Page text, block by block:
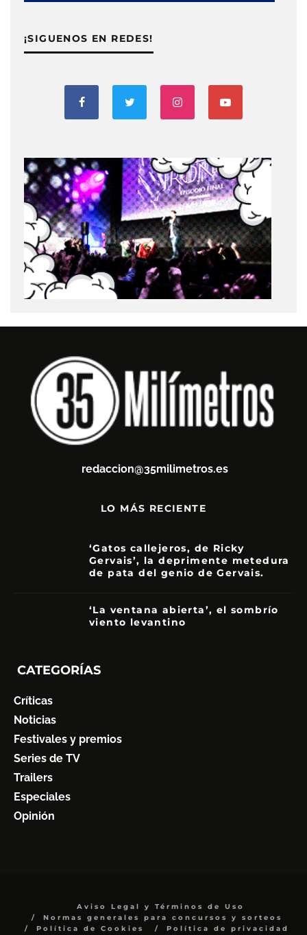
¡SIGUENOS EN REDES!
redaccion@35milimetros.es
LO MÁS RECIENTE
‘Gatos callejeros, de Ricky
Gervais’, la deprimente metedura
de pata del genio de Gervais.
‘La ventana abierta’, el sombrío
viento levantino
CATEGORÍAS
Críticas
Noticias
Festivales y premios
Series de TV
Trailers
Especiales
Opinión
Aviso Legal y Términos de Uso
Normas generales para concursos y sorteos
Política de Cookies
Política de privacidad